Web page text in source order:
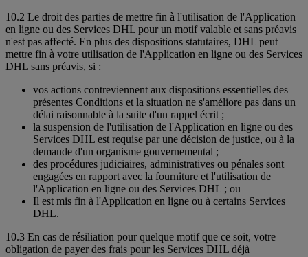
10.2 Le droit des parties de mettre fin à l'utilisation de l'Application
en ligne ou des Services DHL pour un motif valable et sans préavis
n'est pas affecté. En plus des dispositions statutaires, DHL peut
mettre fin à votre utilisation de l'Application en ligne ou des Services
DHL sans préavis, si :
vos actions contreviennent aux dispositions essentielles des
présentes Conditions et la situation ne s'améliore pas dans un
délai raisonnable à la suite d'un rappel écrit ;
la suspension de l'utilisation de l'Application en ligne ou des
Services DHL est requise par une décision de justice, ou à la
demande d'un organisme gouvernemental ;
des procédures judiciaires, administratives ou pénales sont
engagées en rapport avec la fourniture et l'utilisation de
l'Application en ligne ou des Services DHL ; ou
Il est mis fin à l'Application en ligne ou à certains Services
DHL.
10.3 En cas de résiliation pour quelque motif que ce soit, votre
obligation de payer des frais pour les Services DHL déjà